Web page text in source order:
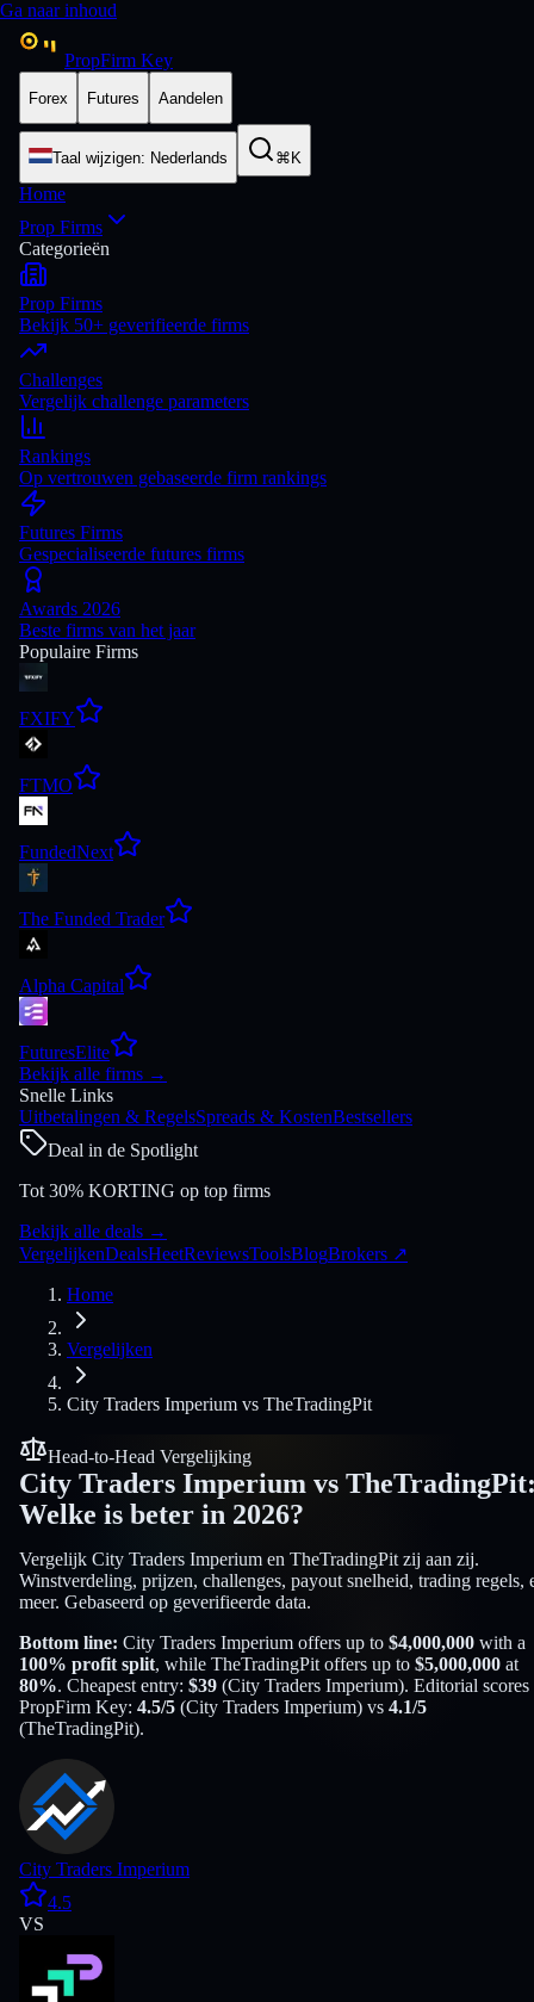
Ga naar inhoud
PropFirm Key
Forex Futures Aandelen
Taal wijzigen: Nederlands ⌘K
Home
Prop Firms
Categorieën
Prop Firms
Bekijk 50+ geverifieerde firms
Challenges
Vergelijk challenge parameters
Rankings
Op vertrouwen gebaseerde firm rankings
Futures Firms
Gespecialiseerde futures firms
Awards 2026
Beste firms van het jaar
Populaire Firms
FXIFY
FTMO
FundedNext
The Funded Trader
Alpha Capital
FuturesElite
Bekijk alle firms →
Snelle Links
Uitbetalingen & RegelsSpreads & KostenBestsellers
Deal in de Spotlight
Tot 30% KORTING op top firms
Bekijk alle deals →
VergelijkenDealsHeetReviewsToolsBlogBrokers ↗
Home
Vergelijken
City Traders Imperium vs TheTradingPit
Head-to-Head Vergelijking
City Traders Imperium vs TheTradingPit
Welke is beter in 2026?
Vergelijk City Traders Imperium en TheTradingPit zij aan zij.
Winstverdeling, prijzen, challenges, payout snelheid, trading regels,
meer. Gebaseerd op geverifieerde data.
Bottom line: City Traders Imperium offers up to $4,000,000 with a
100% profit split, while TheTradingPit offers up to $5,000,000 at
80%. Cheapest entry: $39 (City Traders Imperium). Editorial scores
PropFirm Key: 4.5/5 (City Traders Imperium) vs 4.1/5
(TheTradingPit).
City Traders Imperium
4.5
VS